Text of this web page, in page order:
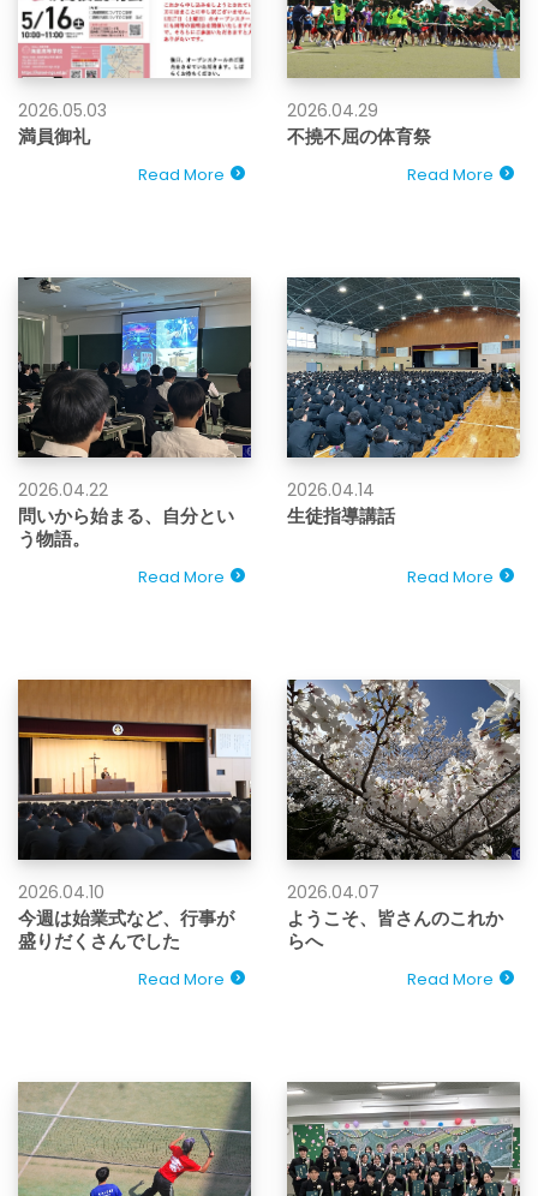
2026.05.03
満員御礼
Read More
2026.04.29
不撓不屈の体育祭
Read More
2026.04.22
問いから始まる、自分とい
う物語。
Read More
2026.04.14
生徒指導講話
Read More
2026.04.10
今週は始業式など、行事が
盛りだくさんでした
Read More
2026.04.07
ようこそ、皆さんのこれか
らへ
Read More